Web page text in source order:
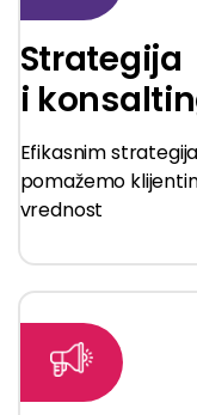
Strategija
i
Efikasnim
pomažemo
vrednost